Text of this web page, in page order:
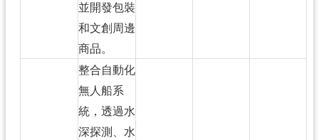
並開發包裝
和文創周邊
商品。
整合自動化
無人船系
統，透過水
深探測、水